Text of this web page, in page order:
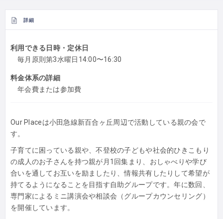
詳細
利用できる日時・定休日
毎月原則第3水曜日14:00〜16:30
料金体系の詳細
年会費または参加費
Our Placeは小田急線新百合ヶ丘周辺で活動している親の会で
す。
子育てに困っている親や、不登校の子どもや社会的ひきこもり
の成人のお子さんを持つ親が月1回集まり、おしゃべりや学び
合いを通してお互いを励ましたり、情報共有したりして希望が
持てるようになることを目指す自助グループです。年に数回、
専門家によるミニ講演会や相談会（グループカウンセリング）
を開催しています。